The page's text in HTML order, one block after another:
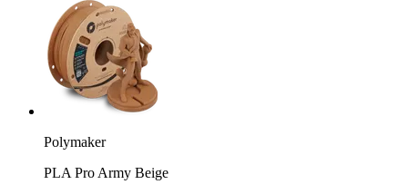
Polymaker
PLA Pro Army Beige